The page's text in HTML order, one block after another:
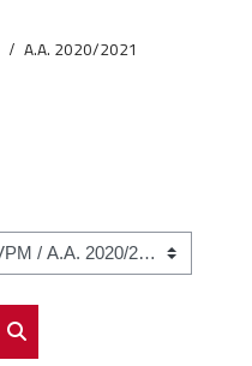
A.A. 2020/2021